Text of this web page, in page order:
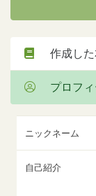
ニックネーム
自己紹介
作成した
プロフィ